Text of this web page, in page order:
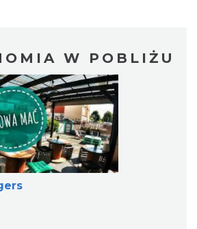
W POBLIŻU